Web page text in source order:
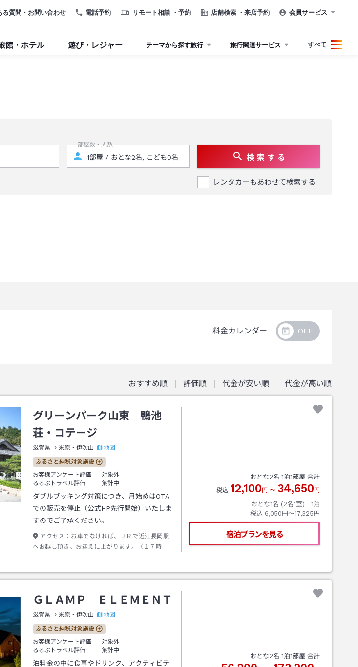
電話予約 リモート相談 ・予約 店舗検索 ・来店予約
る質問・お問い合わせ 会員サービス
館・ホテル 遊び・レジャー テーマから探す旅行 旅行関連サービス すべて
部屋数・人数
検 索 す る
レンタカーもあわせて検索する
料金カレンダー
おすすめ順 評価順 代金が安い順 代金が高い順
グリーンパーク山東 鴨池
荘・コテージ
滋賀県 米原・伊吹山 地図
ふるさと納税対象施設
お客様アンケート評価
対象外
るるぶトラベル評価
集計中
ダブルブッキング対策につき、月始めはOTA
での販売を停止（公式HP先行開始）いたしま
すのでご了承ください。
アクセス： お車でなければ、ＪＲで近江長岡駅
へお越し頂き、お迎えに上がります。（１７時３
クシーをご利用ください。（要予約）
おとな2名 1泊1部屋 合計
税込 12,100 円 〜 34,650 円
おとな1名 (2名1室)｜ 1泊
税込 6,050円〜17,325円
宿泊プランを見る
ＧＬＡＭＰ ＥＬＥＭＥＮＴ
滋賀県 米原・伊吹山 地図
ふるさと納税対象施設
お客様アンケート評価
対象外
るるぶトラベル評価
集計中
泊料金の中に食事やドリンク、アクティビテ
おとな2名 1泊1部屋 合計